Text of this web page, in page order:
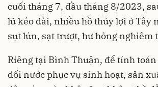
cuối tháng 7, đầu tháng 8/2023,
lũ kéo dài, nhiều hồ thủy lợi ở Tây
sụt lún, sạt trượt, hư hỏng nghiêm
Riêng tại Bình Thuận, để tính
đối nước phục vụ sinh hoạt, sản